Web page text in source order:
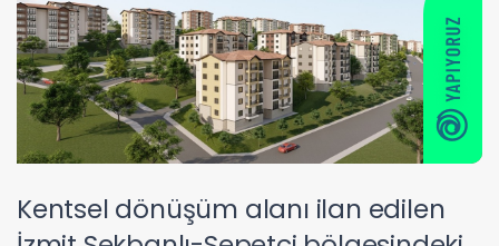
Kentsel dönüşüm alanı ilan edilen